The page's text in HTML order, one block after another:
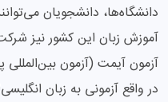
دانشگاه‌ها، دانشجویان
آموزش زبان این کشور نیز
آزمون آیمت (آزمون
در واقع آزمونی به زبان